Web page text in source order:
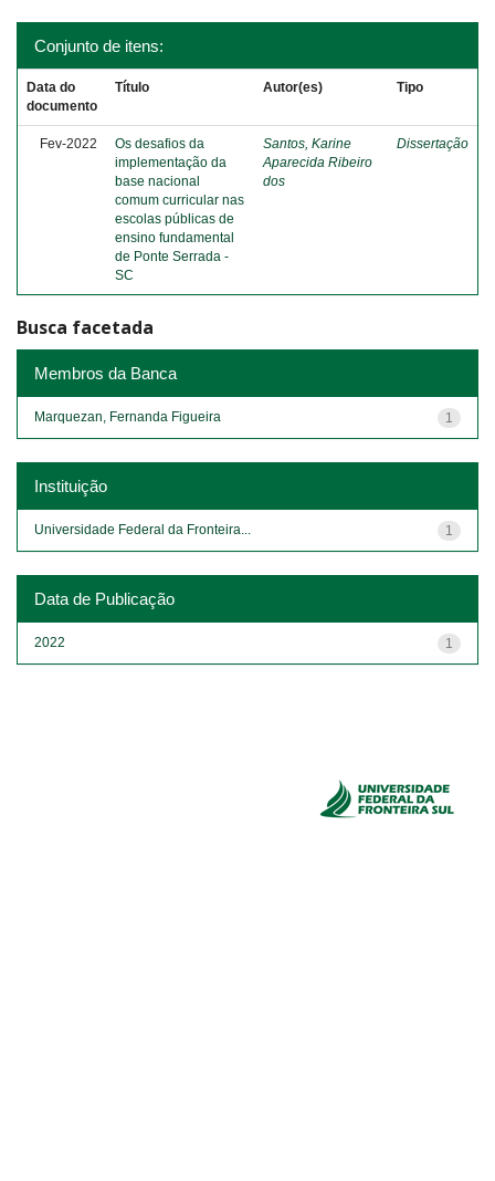
Conjunto de itens:
Data do
documento
Título Autor(es) Tipo
Fev-2022
Os desafios da
implementação da
base nacional
comum curricular nas
escolas públicas de
ensino fundamental
de Ponte Serrada -
SC
Santos, Karine
Aparecida Ribeiro
dos
Dissertação
Busca facetada
Membros da Banca
1
Marquezan, Fernanda Figueira
Instituição
1
Universidade Federal da Fronteira...
Data de Publicação
1
2022